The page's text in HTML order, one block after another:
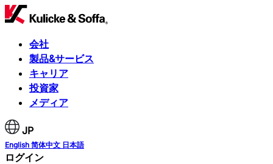
会社
製品&サービス
キャリア
投資家
メディア
JP
English 简体中文 日本語
ログイン